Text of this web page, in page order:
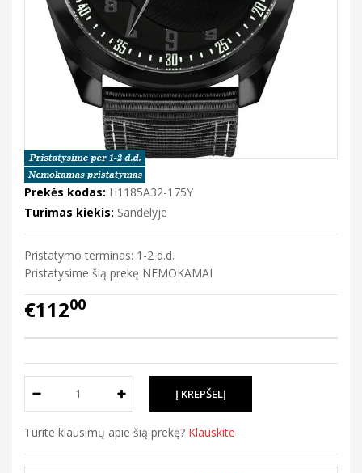
Prekės kodas: H1185A32-175Y
Turimas kiekis: Sandėlyje
Pristatymo terminas: 1-2 d.d.
Pristatysime šią prekę NEMOKAMAI
€11200
Turite klausimų apie šią prekę? Klauskite